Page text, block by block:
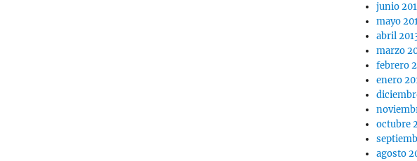
junio
mayo
abril
marzo
febrero
enero
octubre
agosto